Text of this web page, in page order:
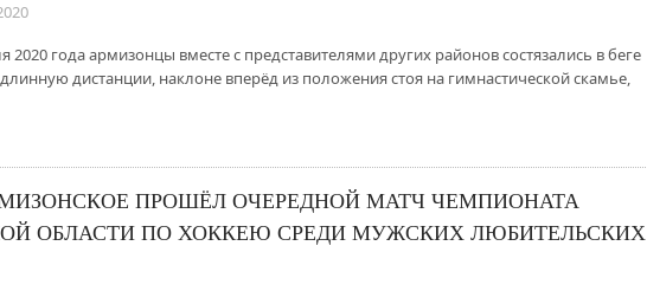
2020 года армизонцы вместе с представителями других районов состязались в беге
дистанции, наклоне вперёд из положения стоя на гимнастической скамье,
ПРОШЁЛ ОЧЕРЕДНОЙ МАТЧ ЧЕМПИОНАТА
ОБЛАСТИ ПО ХОККЕЮ СРЕДИ МУЖСКИХ ЛЮБИТЕЛЬСКИХ